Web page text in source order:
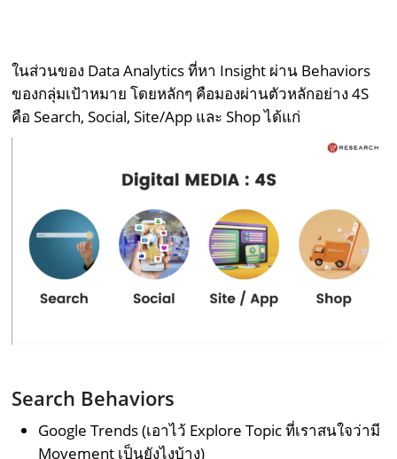
ในส่วนของ Data Analytics ที่หา Insight ผ่าน Behaviors
ของกลุ่มเป้าหมาย โดยหลักๆ คือมองผ่านตัวหลักอย่าง 4S
คือ Search, Social, Site/App และ Shop ได้แก่
Search Behaviors
Google Trends (เอาไว้ Explore Topic ที่เราสนใจว่ามี
Movement เป็นยังไงบ้าง)